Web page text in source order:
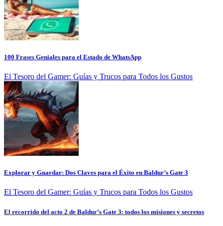
100 Frases Geniales para el Estado de WhatsApp
El Tesoro del Gamer: Guías y Trucos para Todos los Gustos
Explorar y Guardar: Dos Claves para el Éxito en Baldur’s Gate 3
El Tesoro del Gamer: Guías y Trucos para Todos los Gustos
El recorrido del acto 2 de Baldur’s Gate 3: todos los misiones y secretos